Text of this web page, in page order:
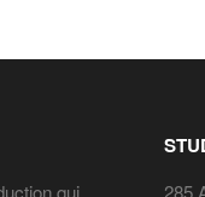
qui
285